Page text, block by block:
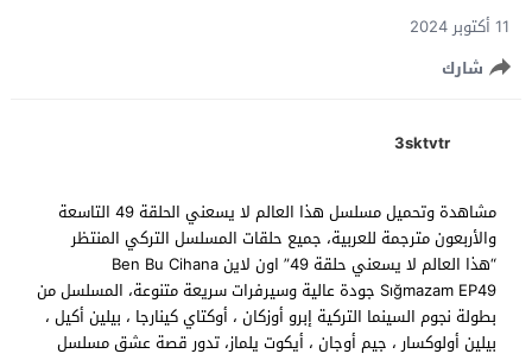
11 أكتوبر 2024
شارك
3sktvtr
مشاهدة وتحميل مسلسل هذا العالم لا يسعني الحلقة 49 التاسعة
والأربعون مترجمة للعربية، جميع حلقات المسلسل التركي المنتظر
“هذا العالم لا يسعني حلقة 49” اون لاين Ben Bu Cihana
Sığmazam EP49 جودة عالية وسيرفرات سريعة متنوعة، المسلسل من
بطولة نجوم السينما التركية إبرو أوزكان ، أوكتاي كينارجا ، بيلين أكيل ،
بيلين أولوكسار ، جيم أوجان ، أيكوت يلماز، تدور قصة عشق مسلسل